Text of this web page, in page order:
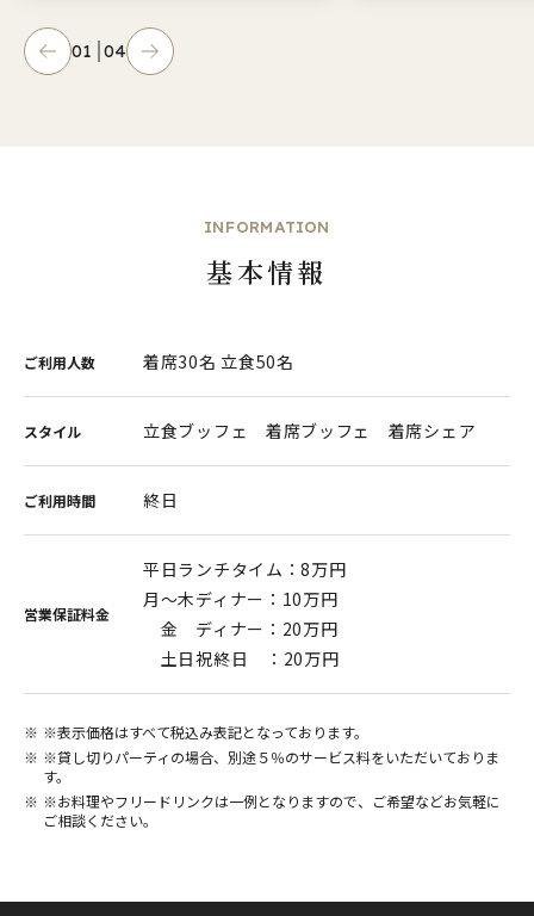
01 04
INFORMATION
基本情報
ご利用人数 着席30名 立食50名
スタイル 立食ブッフェ 着席ブッフェ 着席シェア
ご利用時間 終日
営業保証料金
平日ランチタイム：8万円
月～木ディナー：10万円
金 ディナー：20万円
土日祝終日 ：20万円
※表示価格はすべて税込み表記となっております。
※貸し切りパーティの場合、別途５％のサービス料をいただいておりま
す。
※お料理やフリードリンクは一例となりますので、ご希望などお気軽に
ご相談ください。